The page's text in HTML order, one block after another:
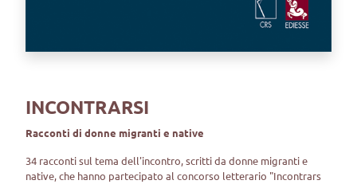
INCONTRARSI
Racconti di donne migranti e native
34 racconti sul tema dell'incontro, scritti da donne migranti e
native, che hanno partecipato al concorso letterario "Incontrars